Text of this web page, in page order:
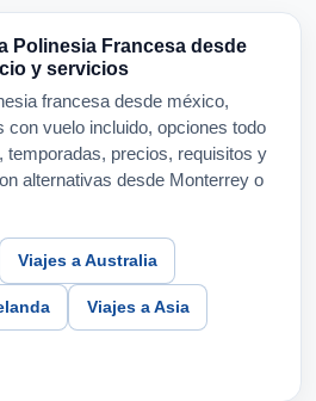
Polinesia Francesa desde
y servicios
francesa desde méxico,
con vuelo incluido, opciones todo
temporadas, precios, requisitos y
alternativas desde Monterrey o
Viajes a Australia
Viajes a Asia